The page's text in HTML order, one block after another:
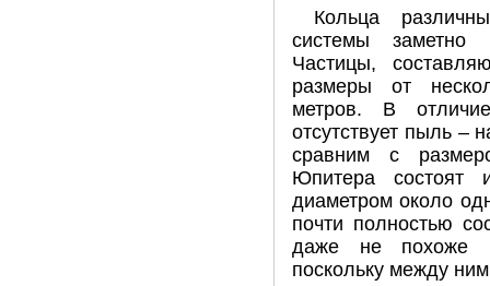
Кольца
системы заметно
Частицы,
размеры от
метров. В
отсутствует пыль –
сравним с
Юпитера состоят
диаметром около
почти полностью
даже не похоже
поскольку между